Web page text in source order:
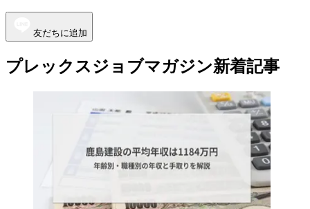
友だちに追加
プレックスジョブマガジン新着記事